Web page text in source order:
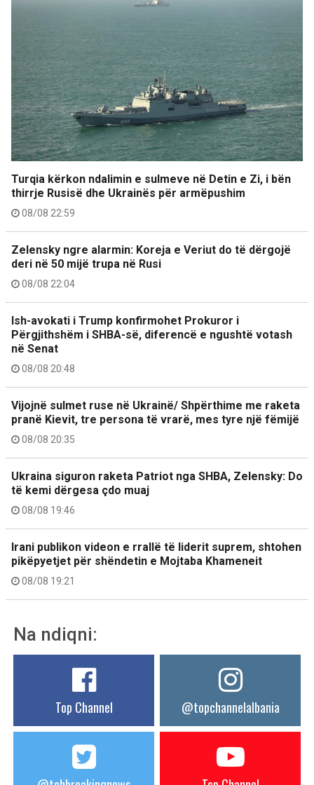
Turqia kërkon ndalimin e sulmeve në Detin e Zi, i bën
thirrje Rusisë dhe Ukrainës për armëpushim
08/08 22:59
Zelensky ngre alarmin: Koreja e Veriut do të dërgojë
deri në 50 mijë trupa në Rusi
08/08 22:04
Ish-avokati i Trump konfirmohet Prokuror i
Përgjithshëm i SHBA-së, diferencë e ngushtë votash
në Senat
08/08 20:48
Vijojnë sulmet ruse në Ukrainë/ Shpërthime me raketa
pranë Kievit, tre persona të vrarë, mes tyre një fëmijë
08/08 20:35
Ukraina siguron raketa Patriot nga SHBA, Zelensky: Do
të kemi dërgesa çdo muaj
08/08 19:46
Irani publikon videon e rrallë të liderit suprem, shtohen
pikëpyetjet për shëndetin e Mojtaba Khameneit
08/08 19:21
Na ndiqni:
Top Channel @topchannelalbania